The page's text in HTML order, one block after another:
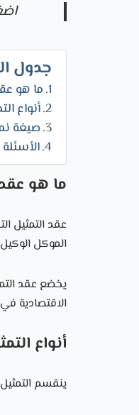
جدول
ما هو
أنواع
صيغة
ما هو
عقد التمثيل
الموكل الوكيل
يخضع عقد
الاقتصادية
أنواع
ينقسم